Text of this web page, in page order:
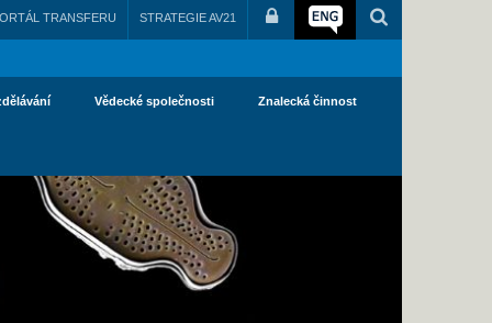
TRANSFERU STRATEGIE AV21
Vědecké společnosti Znalecká činnost